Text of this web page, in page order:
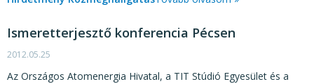
FELADATOK
KÖZÉRDEKŰ ADATOK
Ismeretterjesztő konferencia Pécsen
2012.05.25
Az Országos Atomenergia Hivatal, a TIT Stúdió Egyesület és a